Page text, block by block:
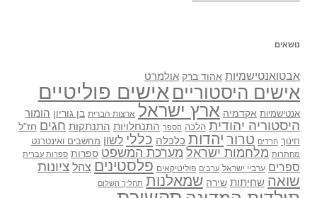
נושאים
אבטואנטישמיות אהוד ברק אולמרט
אישים היסטוריים אישים פוליטיים
אנטישמיות אקדמיה ארץ ישראל ארצות הברית בן גוריון הומור
היסטוריה יהודית הלכה הספר התנחלויות התנתקות חגים חז"ל
חינוך חרדים טרור יהדות כלכלה כללי לשון מחשבים ואינטרנט
מחתרות מלחמות ישראל מערכת המשפט ספרות ספרות עברית
ספרים ערביי ישראל ערבים פוליטיקאים פלסטינים צהל ציונות
שואה שחיתות שירה שמאלנות תהליך השלום